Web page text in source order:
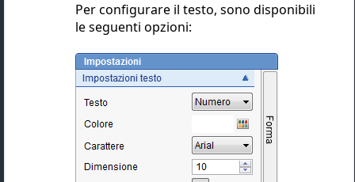
Per configurare il testo, sono disponibili
le seguenti opzioni: